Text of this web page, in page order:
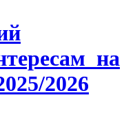
на
2026